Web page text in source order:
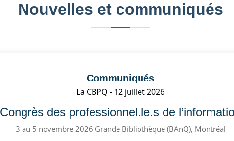
Nouvelles et communiqués
Communiqués
La CBPQ
12 juillet 2026
Congrès des professionnel.le.s de
3 au 5 novembre 2026 Grande Bibliothèque (BAnQ), Montréal